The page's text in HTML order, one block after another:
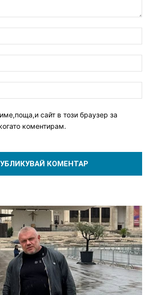
сайт в този браузер за
коментирам.